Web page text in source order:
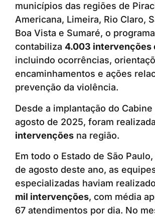
municípios das regiões de
Americana, Limeira, Rio Claro,
Boa Vista e Sumaré, o
contabiliza 4.003 intervenções
incluindo ocorrências,
encaminhamentos e ações
prevenção da violência.
Desde a implantação do Cabine
agosto de 2025, foram
intervenções na região.
Em todo o Estado de São
de agosto deste ano, as
especializadas haviam realizado
mil intervenções, com média
67 atendimentos por dia. No